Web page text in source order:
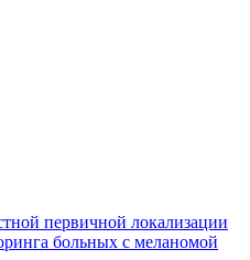
первичной локализации
больных с меланомой